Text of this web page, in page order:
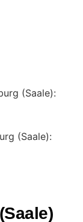
(Saale):
(Saale):